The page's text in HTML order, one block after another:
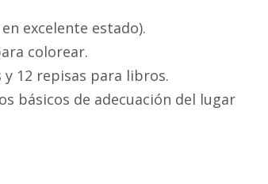
excelente estado).
colorear.
12 repisas para libros.
básicos de adecuación del lugar